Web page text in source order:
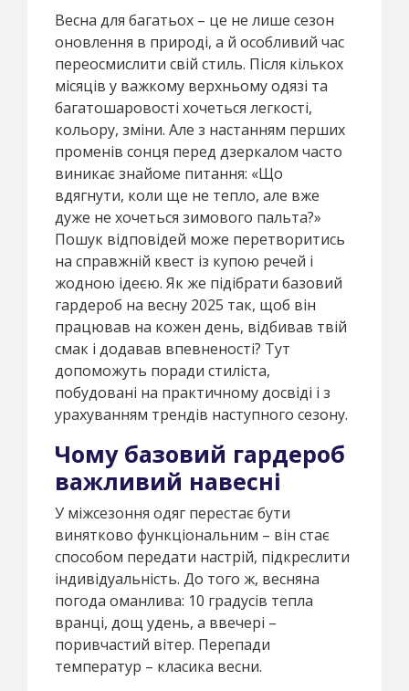
Весна для багатьох – це не лише сезон
оновлення в природі, а й особливий час
переосмислити свій стиль. Після кількох
місяців у важкому верхньому одязі та
багатошаровості хочеться легкості,
кольору, зміни. Але з настанням перших
променів сонця перед дзеркалом часто
виникає знайоме питання: «Що
вдягнути, коли ще не тепло, але вже
дуже не хочеться зимового пальта?»
Пошук відповідей може перетворитись
на справжній квест із купою речей і
жодною ідеєю. Як же підібрати базовий
гардероб на весну 2025 так, щоб він
працював на кожен день, відбивав твій
смак і додавав впевненості? Тут
допоможуть поради стиліста,
побудовані на практичному досвіді і з
урахуванням трендів наступного сезону.
Чому базовий гардероб
важливий навесні
У міжсезоння одяг перестає бути
винятково функціональним – він стає
способом передати настрій, підкреслити
індивідуальність. До того ж, весняна
погода оманлива: 10 градусів тепла
вранці, дощ удень, а ввечері –
поривчастий вітер. Перепади
температур – класика весни.